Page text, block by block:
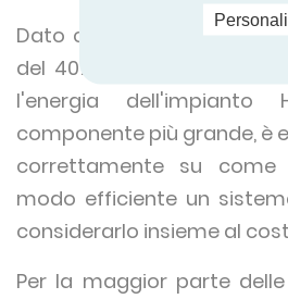
Dato che l'energia degli
del 40% del consumo
l'energia
componente più grande, è
correttamente su
modo efficiente un
considerarlo insieme al
Per la maggior parte